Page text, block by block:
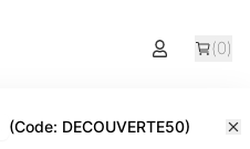
(0)
(Code: DECOUVERTE50)